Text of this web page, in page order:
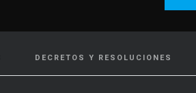
DECRETOS Y RESOLUCIONES